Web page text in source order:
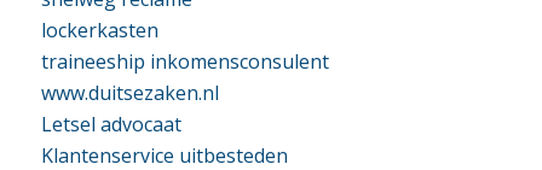
lockerkasten
traineeship inkomensconsulent
www.duitsezaken.nl
Letsel advocaat
Klantenservice uitbesteden